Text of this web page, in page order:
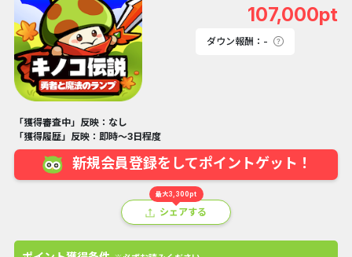
107,000pt
ダウン報酬：-
「獲得審査中」反映：なし
「獲得履歴」反映：即時～3日程度
新規会員登録をしてポイントゲット！
最大3,300pt
シェアする